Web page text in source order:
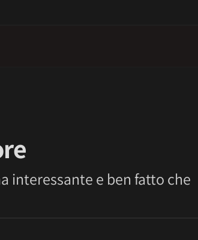
interessante e ben fatto che